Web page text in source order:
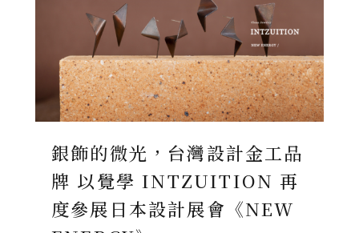
銀飾的微光，台灣設計金工品
牌 以覺學 INTZUITION 再
度參展日本設計展會《NEW